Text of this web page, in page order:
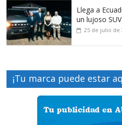
Llega a
un lujoso
25 de julio de
¡Tu marca puede estar